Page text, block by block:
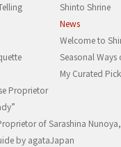
Shinto Shrine
News
Welcome to
Seasonal Ways
My Curated
Proprietor
of Sarashina
by agataJapan